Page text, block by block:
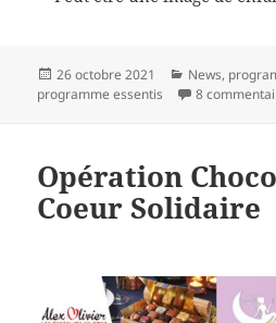
Publié
le
26 octobre 2021 Catégories
News,
programme essentis 8
Opération
Coeur Solidaire